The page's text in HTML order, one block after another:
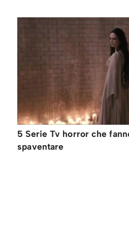
5 Serie Tv horror che
spaventare